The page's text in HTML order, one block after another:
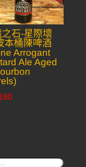
之石-星際壞
本桶陳啤酒
Arrogant
Ale Aged
搜